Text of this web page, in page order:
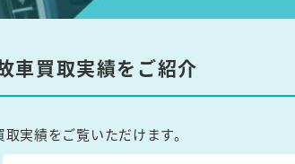
車買取実績をご紹介
実績をご覧いただけます。